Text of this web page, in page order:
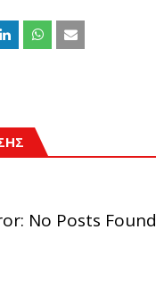
No Posts Found